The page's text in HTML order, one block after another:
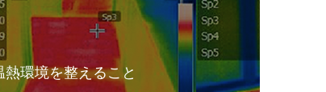
熱環境を整えること